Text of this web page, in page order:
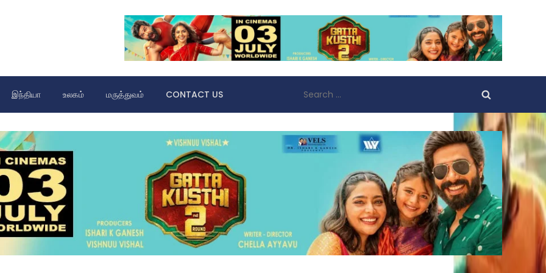
இந்தியா உலகம் மருத்துவம் CONTACT US
for: